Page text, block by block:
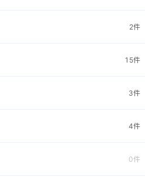
2件
15件
3件
4件
0件